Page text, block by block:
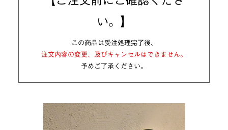
い。】
この商品は受注処理完了後、
注文内容の変更、及びキャンセルはできません。
予めご了承ください。